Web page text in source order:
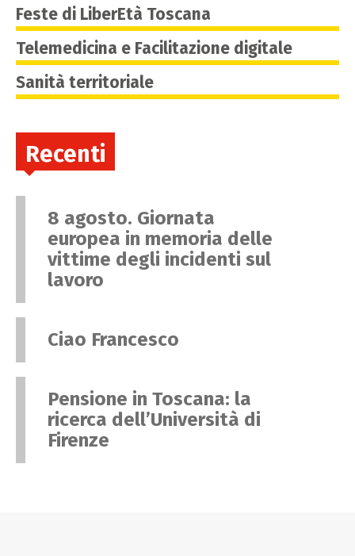
Feste di LiberEtà Toscana
Telemedicina e Facilitazione digitale
Sanità territoriale
Recenti
8 agosto. Giornata
europea in memoria delle
vittime degli incidenti sul
lavoro
Ciao Francesco
Pensione in Toscana: la
ricerca dell’Università di
Firenze